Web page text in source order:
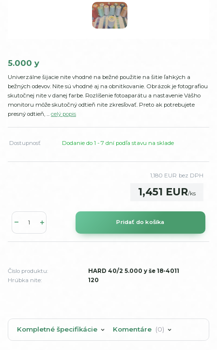
5.000 y
Univerzálne šijacie nite vhodné na bežné použitie na šitie ľahkých a
bežných odevov. Nite sú vhodné aj na obnitkovanie. Obrázok je fotografiou
skutočnej nite v danej farbe. Rozlíšenie fotoaparátu a nastavenie Vášho
monitoru môže skutočný odtieň nite zkresľovať. Preto ak potrebujete
presný odtieň, ... celý popis
Dostupnosť Dodanie do 1 - 7 dní podľa stavu na sklade
1,451 EUR/ks
1,180 EUR bez DPH
Pridať do košíka
Číslo produktu:
HARD 40/2 5.000 y še 18-4011
Hrúbka nite:
120
Kompletné špecifikácie Komentáre 0